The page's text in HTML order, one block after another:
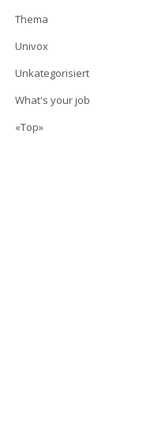
Thema
Univox
Unkategorisiert
What's your job
«Top»